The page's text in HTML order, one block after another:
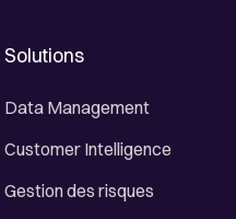
Solutions
Data Management
Customer Intelligence
Gestion des risques